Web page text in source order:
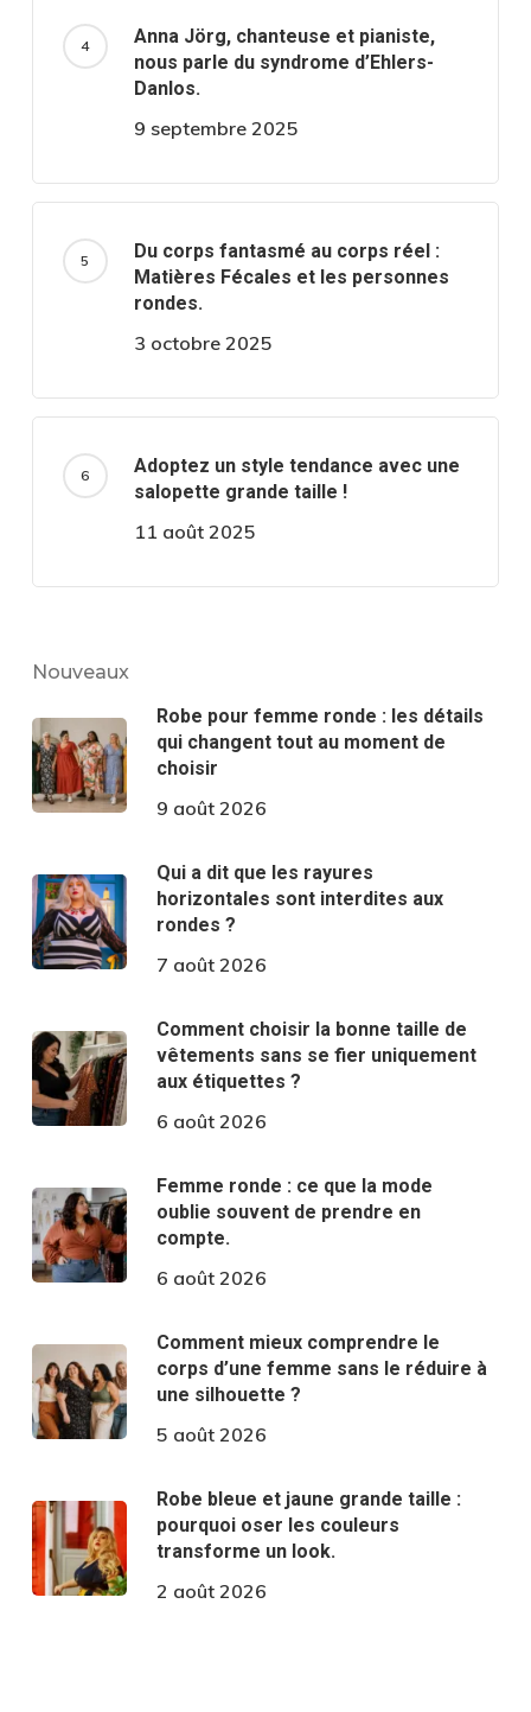
Anna Jörg, chanteuse et pianiste,
nous parle du syndrome d’Ehlers-
Danlos.
9 septembre 2025
Du corps fantasmé au corps réel :
Matières Fécales et les personnes
rondes.
3 octobre 2025
Adoptez un style tendance avec une
salopette grande taille !
11 août 2025
Nouveaux
Robe pour femme ronde : les détails
qui changent tout au moment de
choisir
9 août 2026
Qui a dit que les rayures
horizontales sont interdites aux
rondes ?
7 août 2026
Comment choisir la bonne taille de
vêtements sans se fier uniquement
aux étiquettes ?
6 août 2026
Femme ronde : ce que la mode
oublie souvent de prendre en
compte.
6 août 2026
Comment mieux comprendre le
corps d’une femme sans le réduire à
une silhouette ?
5 août 2026
Robe bleue et jaune grande taille :
pourquoi oser les couleurs
transforme un look.
2 août 2026